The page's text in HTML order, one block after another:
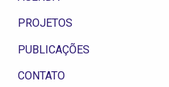
PROJETOS
PUBLICAÇÕES
CONTATO